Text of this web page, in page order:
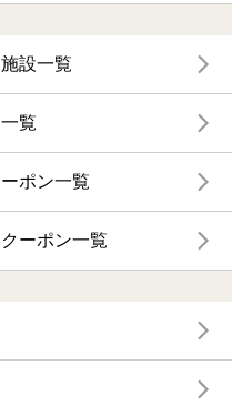
設一覧
覧
ポン一覧
ーポン一覧